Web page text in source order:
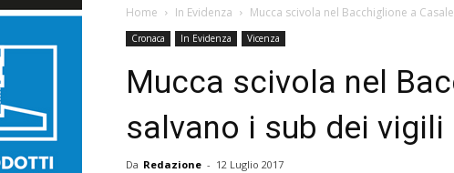
Home In Evidenza Mucca scivola nel Bacchiglione a
Cronaca In Evidenza Vicenza
Mucca scivola nel
salvano i sub dei
Da Redazione - 12 Luglio 2017